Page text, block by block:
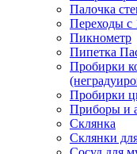
Палочка
Переходы с
Пикнометр
Пипетка
Пробирки
Пробирки
Приборы и
Склянка
Склянки